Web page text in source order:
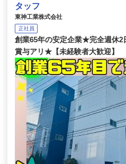
タッフ
東神工業株式会社
正社員
創業65年の安定企業★完全週休
賞与アリ★【未経験者大歓迎】